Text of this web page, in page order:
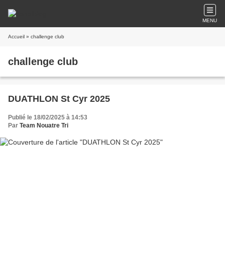
MENU
Accueil » challenge club
challenge club
DUATHLON St Cyr 2025
Publié le 18/02/2025 à 14:53
Par Team Nouatre Tri